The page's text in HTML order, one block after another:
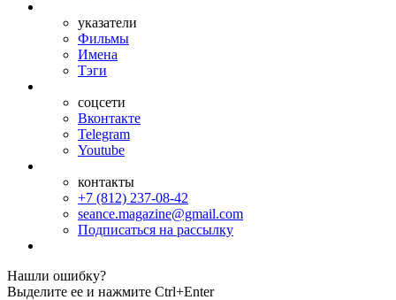
указатели
Фильмы
Имена
Тэги
соцсети
Вконтакте
Telegram
Youtube
контакты
+7 (812) 237-08-42
seance.magazine@gmail.com
Подписаться на рассылку
Нашли ошибку?
Выделите ее и нажмите Ctrl+Enter